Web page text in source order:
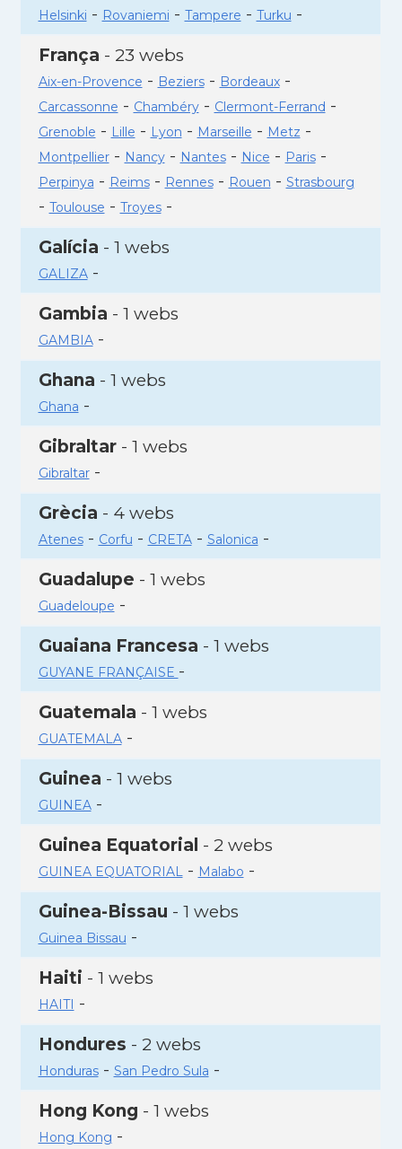
Helsinki - Rovaniemi - Tampere - Turku -
França - 23 webs
Aix-en-Provence - Beziers- Bordeaux-
Carcassonne - Chambéry- Clermont-Ferrand -
Grenoble - Lille - Lyon - Marseille - Metz -
Montpellier- Nancy- Nantes- Nice - Paris-
Perpinya - Reims- Rennes- Rouen - Strasbourg
- Toulouse - Troyes-
Galícia - 1 webs
GALIZA-
Gambia - 1 webs
GAMBIA-
Ghana - 1 webs
Ghana -
Gibraltar- 1 webs
Gibraltar-
Grècia - 4 webs
Atenes- Corfu - CRETA- Salonica -
Guadalupe - 1 webs
Guadeloupe -
Guaiana Francesa - 1 webs
GUYANE FRANÇAISE -
Guatemala - 1 webs
GUATEMALA-
Guinea - 1 webs
GUINEA-
Guinea Equatorial - 2 webs
GUINEA EQUATORIAL- Malabo -
Guinea-Bissau - 1 webs
Guinea Bissau -
Haiti - 1 webs
HAITI -
Hondures - 2 webs
Honduras- San Pedro Sula -
Hong Kong - 1 webs
Hong Kong -